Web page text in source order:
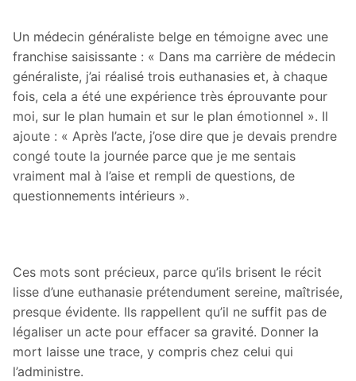
Un médecin généraliste belge en témoigne avec une
franchise saisissante : « Dans ma carrière de médecin
généraliste, j’ai réalisé trois euthanasies et, à chaque
fois, cela a été une expérience très éprouvante pour
moi, sur le plan humain et sur le plan émotionnel ». Il
ajoute : « Après l’acte, j’ose dire que je devais prendre
congé toute la journée parce que je me sentais
vraiment mal à l’aise et rempli de questions, de
questionnements intérieurs ».
Ces mots sont précieux, parce qu’ils brisent le récit
lisse d’une euthanasie prétendument sereine, maîtrisée,
presque évidente. Ils rappellent qu’il ne suffit pas de
légaliser un acte pour effacer sa gravité. Donner la
mort laisse une trace, y compris chez celui qui
l’administre.